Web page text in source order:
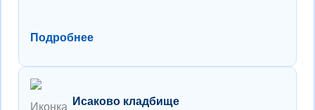
Подробнее
Исаково кладбище